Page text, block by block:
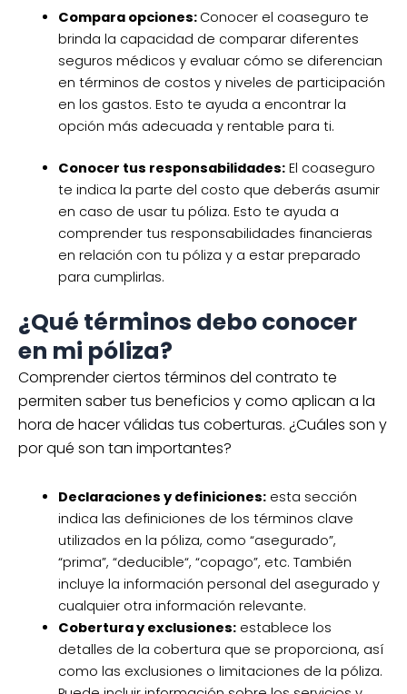
Compara opciones: Conocer el coaseguro te
brinda la capacidad de comparar diferentes
seguros médicos y evaluar cómo se diferencian
en términos de costos y niveles de participación
en los gastos. Esto te ayuda a encontrar la
opción más adecuada y rentable para ti.
Conocer tus responsabilidades:El coaseguro
te indica la parte del costo que deberás asumir
en caso de usar tu póliza. Esto te ayuda a
comprender tus responsabilidades financieras
en relación con tu póliza y a estar preparado
para cumplirlas.
¿Qué términos debo conocer
en mi póliza?
Comprender ciertos términos del contrato te
permiten saber tus beneficios y como aplican a la
hora de hacer válidas tus coberturas. ¿Cuáles son y
por qué son tan importantes?
Declaraciones y definiciones:esta sección
indica las definiciones de los términos clave
utilizados en la póliza, como “asegurado”,
“prima”, “deducible“, “copago”, etc. También
incluye la información personal del asegurado y
cualquier otra información relevante.
Cobertura y exclusiones:establece los
detalles de la cobertura que se proporciona, así
como las exclusiones o limitaciones de la póliza.